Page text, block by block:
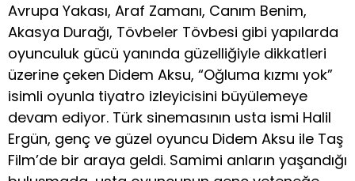
Avrupa Yakası, Araf Zamanı, Canım Benim,
Akasya Durağı, Tövbeler Tövbesi gibi yapılarda
oyunculuk gücü yanında güzelliğiyle dikkatleri
üzerine çeken Didem Aksu, “Oğluma kızmı yok”
isimli oyunla tiyatro izleyicisini büyülemeye
devam ediyor. Türk sinemasının usta ismi Halil
Ergün, genç ve güzel oyuncu Didem Aksu ile Taş
Film’de bir araya geldi. Samimi anların yaşandığı